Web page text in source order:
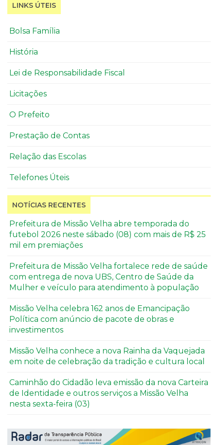
LINKS ÚTEIS
Bolsa Família
História
Lei de Responsabilidade Fiscal
Licitações
O Prefeito
Prestação de Contas
Relação das Escolas
Telefones Úteis
NOTÍCIAS RECENTES
Prefeitura de Missão Velha abre temporada do
futebol 2026 neste sábado (08) com mais de R$ 25
mil em premiações
Prefeitura de Missão Velha fortalece rede de saúde
com entrega de nova UBS, Centro de Saúde da
Mulher e veículo para atendimento à população
Missão Velha celebra 162 anos de Emancipação
Política com anúncio de pacote de obras e
investimentos
Missão Velha conhece a nova Rainha da Vaquejada
em noite de celebração da tradição e cultura local
Caminhão do Cidadão leva emissão da nova Carteira
de Identidade e outros serviços a Missão Velha
nesta sexta-feira (03)